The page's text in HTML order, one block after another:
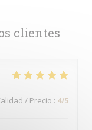
clientes
/ Precio : 4/5